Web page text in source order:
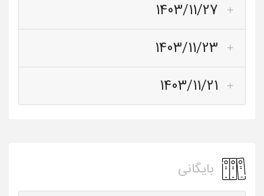
1403/11/27
1403/11/23
1403/11/21
بایگانی